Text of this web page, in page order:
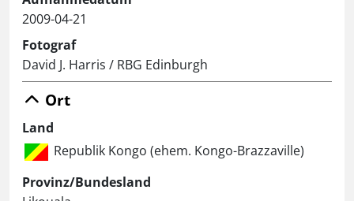
2009-04-21
Fotograf
David J. Harris / RBG Edinburgh
Ort
Land
Republik Kongo (ehem. Kongo-Brazzaville)
Provinz/Bundesland